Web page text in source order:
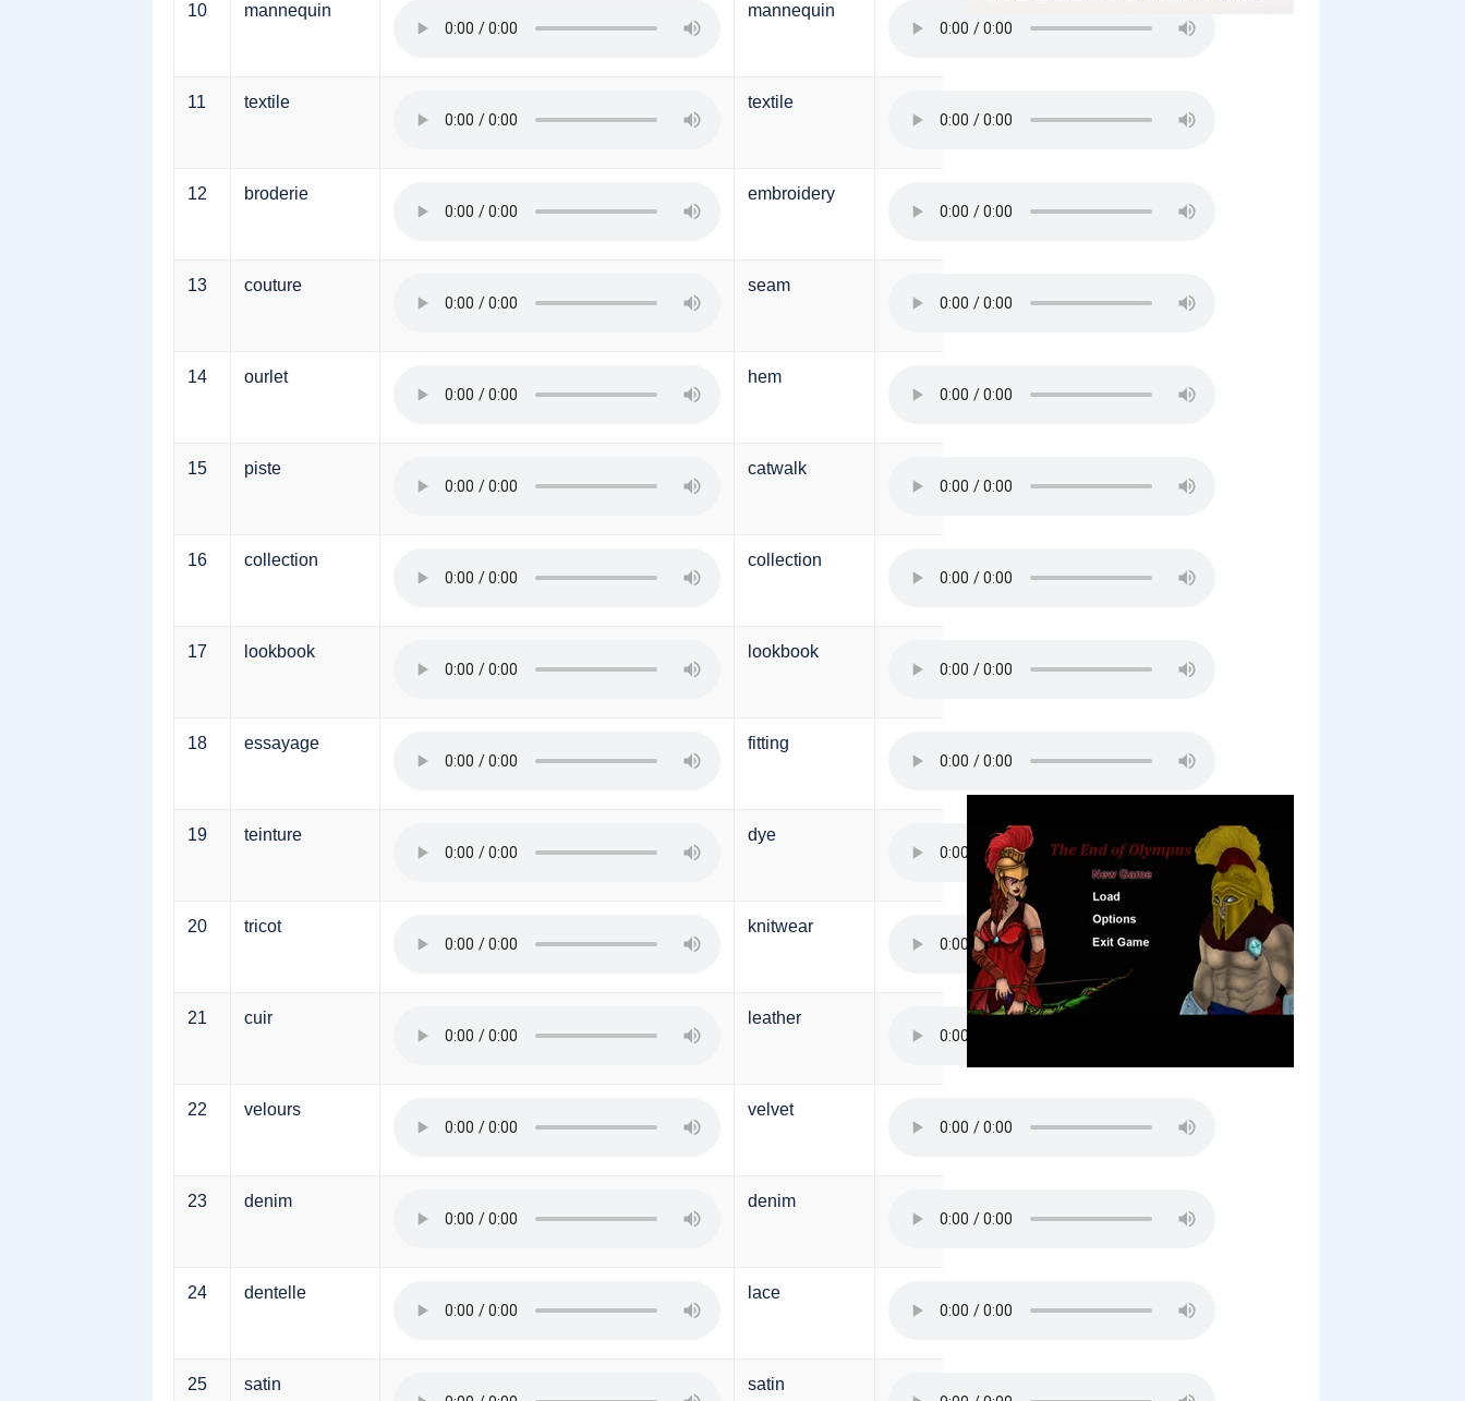
10 mannequin mannequin
11 textile textile
12 broderie embroidery
13 couture seam
14 ourlet hem
15 piste catwalk
16 collection collection
17 lookbook lookbook
18 essayage fitting
19 teinture dye
20 tricot knitwear
21 cuir leather
22 velours velvet
23 denim denim
24 dentelle lace
25 satin satin